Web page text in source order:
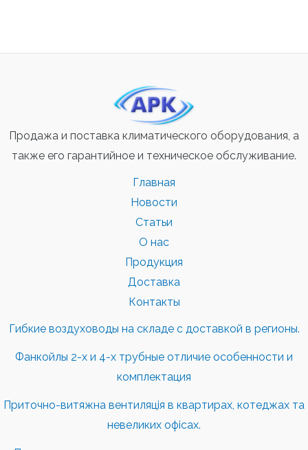
Продажа и поставка климатического оборудования, а
также его гарантийное и техническое обслуживание.
Главная
Новости
Статьи
О нас
Продукция
Доставка
Контакты
Гибкие воздуховоды на складе с доставкой в регионы.
Фанкойлы 2-х и 4-х трубные отличие особенности и
комплектация
Приточно-витяжна вентиляція в квартирах, котеджах та
невеликих офісах.